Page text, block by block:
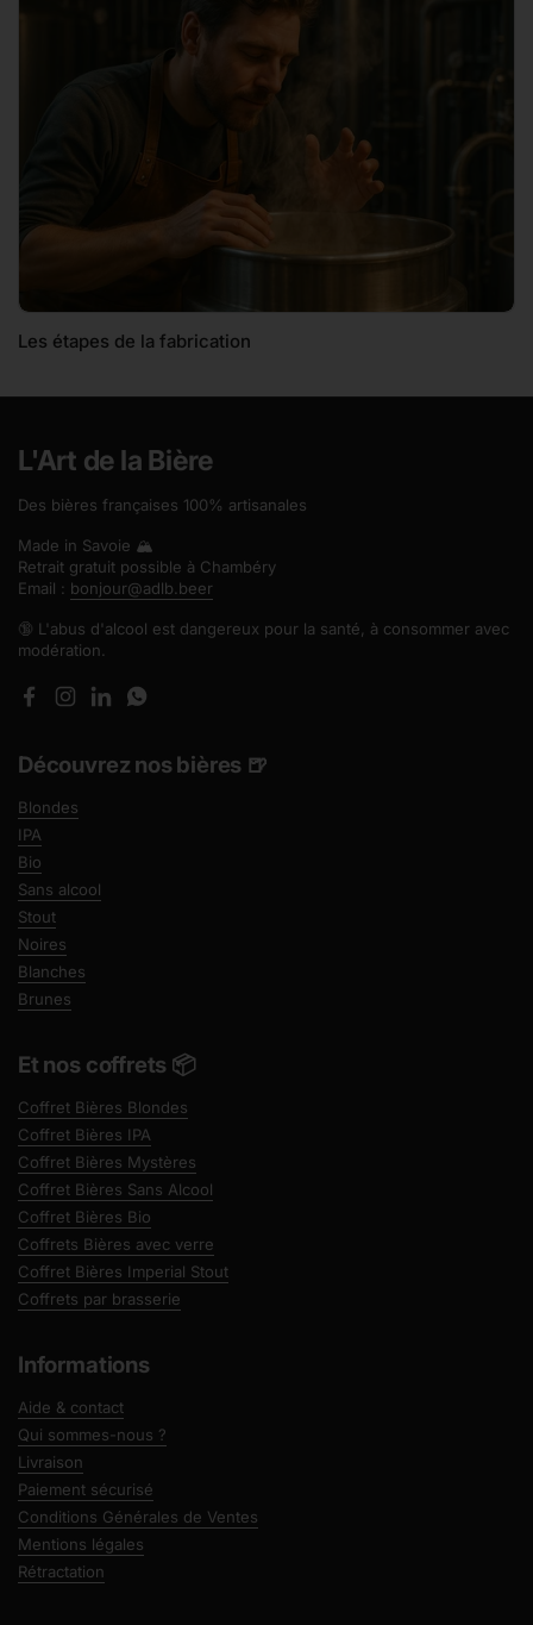
Les étapes de la fabrication
L'Art de la Bière
Des bières françaises 100% artisanales
Made in Savoie 🏔️
Retrait gratuit possible à Chambéry
Email : bonjour@adlb.beer
🔞 L'abus d'alcool est dangereux pour la santé, à consommer avec
modération.
FacebookInstagram
LinkedInWhatsApp
Découvrez nos bières 🍺
Blondes
IPA
Bio
Sans alcool
Stout
Noires
Blanches
Brunes
Et nos coffrets 📦
Coffret Bières Blondes
Coffret Bières IPA
Coffret Bières Mystères
Coffret Bières Sans Alcool
Coffret Bières Bio
Coffrets Bières avec verre
Coffret Bières Imperial Stout
Coffrets par brasserie
Informations
Aide & contact
Qui sommes-nous ?
Livraison
Paiement sécurisé
Conditions Générales de Ventes
Mentions légales
Rétractation